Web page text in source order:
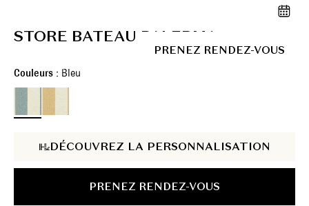
PRENEZ RENDEZ-VOUS
STORE BATEAU PALERMA
Couleurs : Bleu
DÉCOUVREZ LA PERSONNALISATION
PRENEZ RENDEZ-VOUS